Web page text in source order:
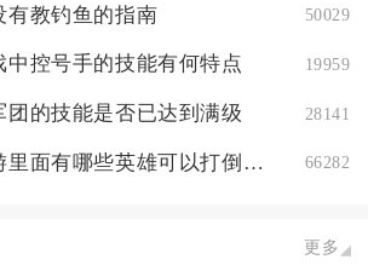
有教钓鱼的指南 50029
中控号手的技能有何特点 19959
团的技能是否已达到满级 28141
英雄联盟手游里面有哪些英雄可以打倒刀妹 66282
更多